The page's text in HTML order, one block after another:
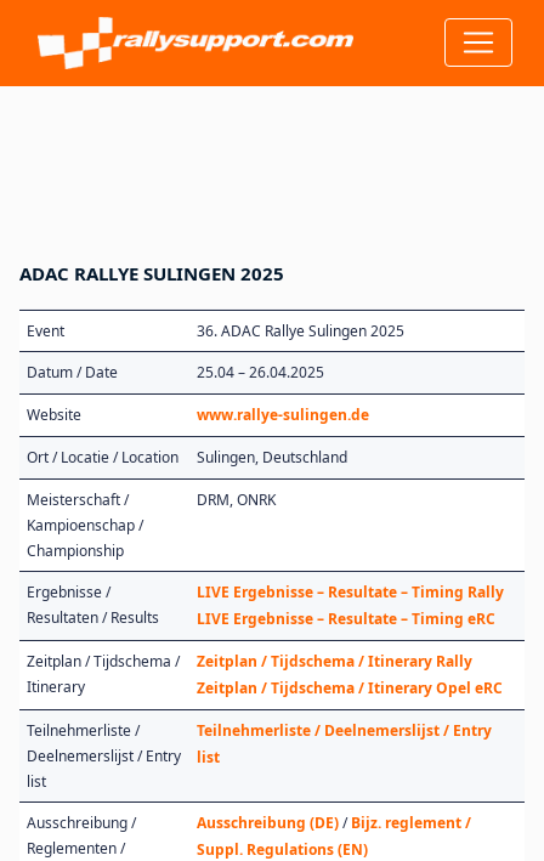
ADAC RALLYE SULINGEN 2025
Event
36. ADAC Rallye Sulingen 2025
Datum / Date
25.04 – 26.04.2025
Website www.rallye-sulingen.de
Ort / Locatie / Location Sulingen, Deutschland
Meisterschaft /
Kampioenschap /
Championship
DRM, ONRK
Ergebnisse /
Resultaten / Results
LIVE Ergebnisse – Resultate – Timing Rally
LIVE Ergebnisse – Resultate – Timing eRC
Zeitplan / Tijdschema /
Itinerary
Zeitplan / Tijdschema / Itinerary Rally
Zeitplan / Tijdschema / Itinerary Opel eRC
Teilnehmerliste /
Deelnemerslijst / Entry
list
Teilnehmerliste / Deelnemerslijst / Entry
list
Ausschreibung /
Reglementen /
Ausschreibung (DE)/Bijz. reglement /
Suppl. Regulations (EN)